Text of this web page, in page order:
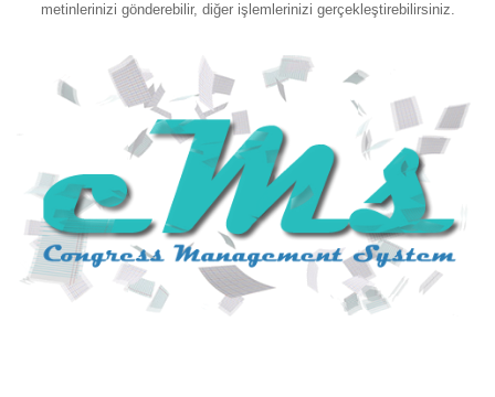
metinlerinizi gönderebilir, diğer işlemlerinizi gerçekleştirebilirsiniz.